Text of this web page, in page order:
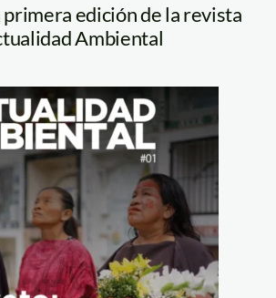
primera edición de la revista
Ambiental